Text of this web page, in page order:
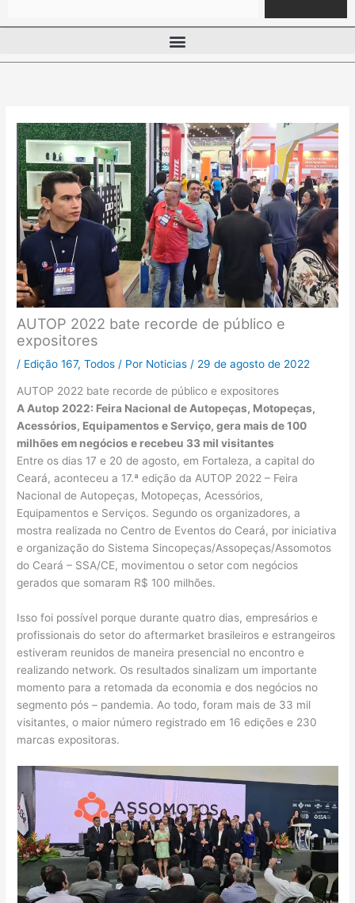
AUTOP 2022 bate recorde de público e
expositores
/ Edição 167,Todos / Por Noticias / 29 de agosto de 2022
AUTOP 2022 bate recorde de público e expositores
A Autop 2022: Feira Nacional de Autopeças, Motopeças,
Acessórios, Equipamentos e Serviço, gera mais de 100
milhões em negócios e recebeu 33 mil visitantes
Entre os dias 17 e 20 de agosto, em Fortaleza, a capital do
Ceará, aconteceu a 17.ª edição da AUTOP 2022 – Feira
Nacional de Autopeças, Motopeças, Acessórios,
Equipamentos e Serviços. Segundo os organizadores, a
mostra realizada no Centro de Eventos do Ceará, por iniciativa
e organização do Sistema Sincopeças/Assopeças/Assomotos
do Ceará – SSA/CE, movimentou o setor com negócios
gerados que somaram R$ 100 milhões.
Isso foi possível porque durante quatro dias, empresários e
profissionais do setor do aftermarket brasileiros e estrangeiros
estiveram reunidos de maneira presencial no encontro e
realizando network. Os resultados sinalizam um importante
momento para a retomada da economia e dos negócios no
segmento pós – pandemia. Ao todo, foram mais de 33 mil
visitantes, o maior número registrado em 16 edições e 230
marcas expositoras.